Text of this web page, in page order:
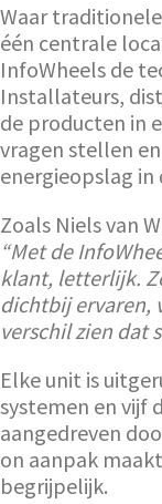
Waar
één centrale
InfoWheels de
Installateurs,
de producten in
vragen stellen
energieopslag
Zoals Niels van
“Met de
klant, letterlijk.
dichtbij ervaren,
verschil zien dat
Elke unit is
systemen en vijf
aangedreven
on aanpak
begrijpelijk.